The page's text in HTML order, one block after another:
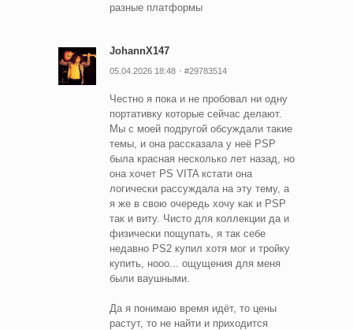
разные платформы
JohannX147
05.04.2026 18:48 #29783514
Честно я пока и не пробовал ни одну
портативку которые сейчас делают.
Мы с моей подругой обсуждали такие
темы, и она рассказала у неё PSP
была красная несколько лет назад, но
она хочет PS VITA кстати она
логически рассуждала на эту тему, а
я же в свою очередь хочу как и PSP
так и виту. Чисто для коллекции да и
физически пощупать, я так себе
недавно PS2 купил хотя мог и тройку
купить, нооо... ощущения для меня
были ваушными.
Да я понимаю время идёт, то цены
растут, то не найти и приходится